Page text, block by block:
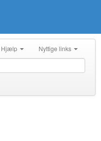
Hjælp Nyttige links